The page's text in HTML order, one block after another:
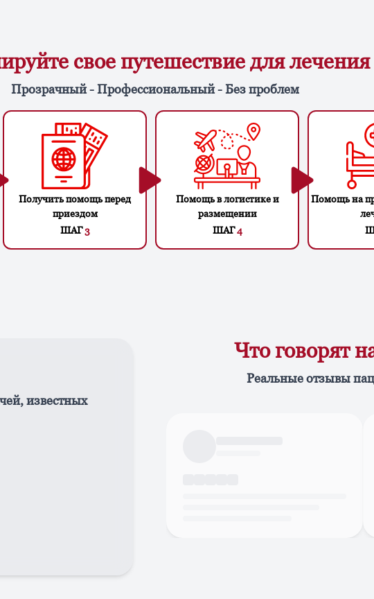
свое путешествие для лечения
Прозрачный - Профессиональный - Без проблем
Получить помощь перед
приездом
ШАГ3
Помощь в логистике и
размещении
ШАГ4
Помощь на
известных
Что говорят
Реальные отзывы